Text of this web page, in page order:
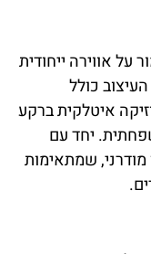
על אווירה ייחודית
כולל
איטלקית ברקע
יחד עם
מודרני, שמתאימות